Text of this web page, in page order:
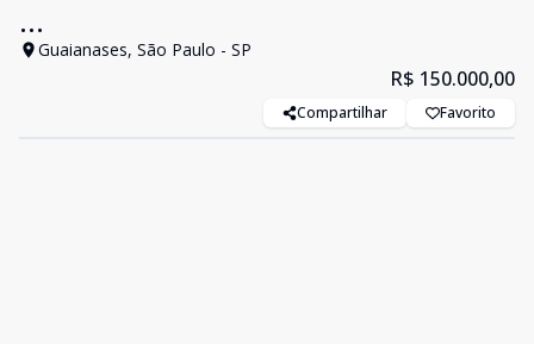
...
Guaianases, São Paulo - SP
R$ 150.000,00
Compartilhar Favorito